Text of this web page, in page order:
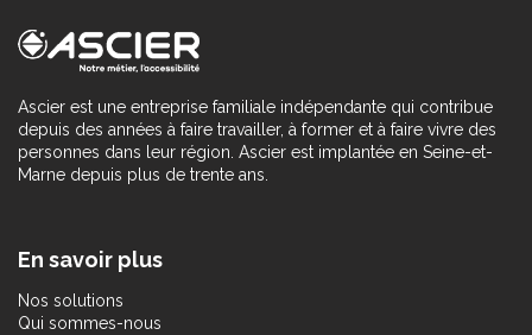
Ascier est une entreprise familiale indépendante qui contribue
depuis des années à faire travailler, à former et à faire vivre des
personnes dans leur région. Ascier est implantée en Seine-et-
Marne depuis plus de trente ans.
En savoir plus
Nos solutions
Qui sommes-nous